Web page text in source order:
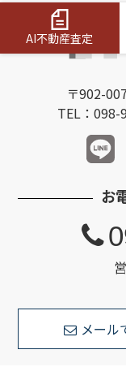
AI不動産査定
〒902-
TEL：
お
メール